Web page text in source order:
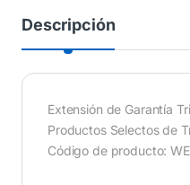
Descripción
Extensión de Garantía
Productos Selectos de
Código de producto: